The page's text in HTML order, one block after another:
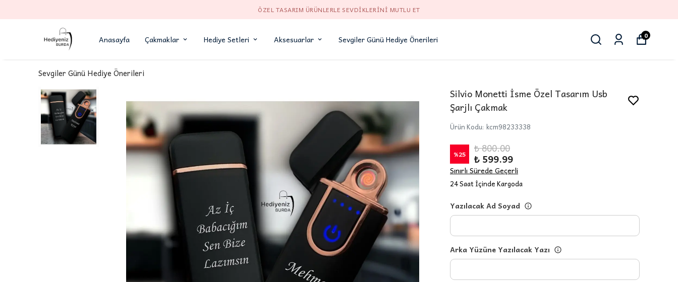
ÖZEL TASARIM ÜRÜNLERLE SEVDIKLERINI MUTLU ET
Anasayfa Çakmaklar Hediye Setleri Aksesuarlar Sevgiler Günü Hediye Önerileri 0
Sevgiler Günü Hediye Önerileri
Silvio Monetti İsme Özel Tasarım Usb
Şarjlı Çakmak
Ürün Kodu: kcm98233338
%25 ₺ 800.00
₺ 599.99
Sınırlı Sürede Geçerli
24 Saat İçinde Kargoda
Yazılacak Ad Soyad
Arka Yüzüne Yazılacak Yazı